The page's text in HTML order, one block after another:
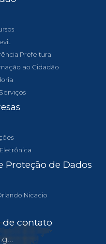
Prefeitura
ao Cidadão
Proteção de Dados
Nicacio
de contato